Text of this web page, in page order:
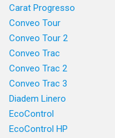
Carat Progresso
Conveo Tour
Conveo Tour 2
Conveo Trac
Conveo Trac 2
Conveo Trac 3
Diadem Linero
EcoControl
EcoControl HP